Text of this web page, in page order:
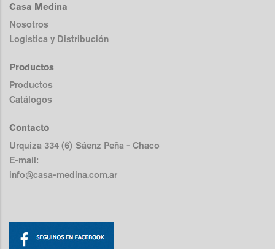
Casa Medina
Nosotros
Logistica y Distribución
Productos
Productos
Catálogos
Contacto
Urquiza 334 (6) Sáenz Peña - Chaco
E-mail:
info@casa-medina.com.ar